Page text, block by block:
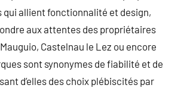
qui allient fonctionnalité et design,
aux attentes des propriétaires
Castelnau le Lez ou encore
sont synonymes de fiabilité et de
d’elles des choix plébiscités par